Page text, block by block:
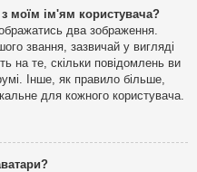
моїм ім'ям користувача?
два зображення.
звання, зазвичай у вигляді
на те, скільки повідомлень ви
Інше, як правило більше,
для кожного користувача.